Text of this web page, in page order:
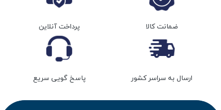
ضمانت کالا پرداخت آنلاین
ارسال به سراسر کشور پاسخ گویی سریع